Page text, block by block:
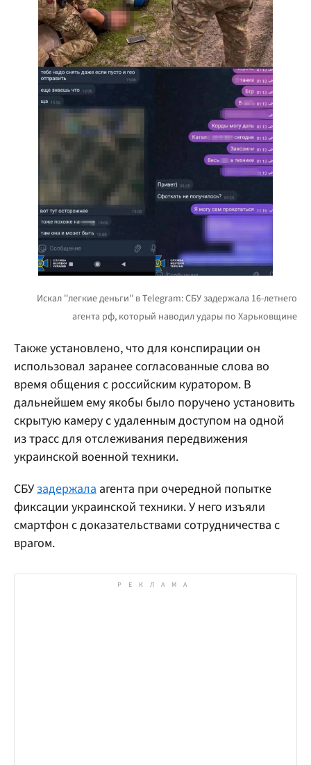
Также установлено, что для конспирации он
использовал заранее согласованные слова во
время общения с российским куратором. В
дальнейшем ему якобы было поручено установить
скрытую камеру с удаленным доступом на одной
из трасс для отслеживания передвижения
украинской военной техники.
СБУзадержала агента при очередной попытке
фиксации украинской техники. У него изъяли
смартфон с доказательствами сотрудничества с
врагом.